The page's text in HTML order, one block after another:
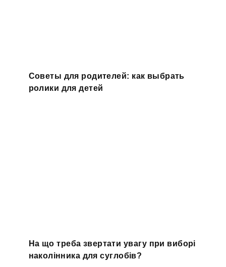
Советы для родителей: как выбрать
ролики для детей
На що треба звертати увагу при виборі
наколінника для суглобів?